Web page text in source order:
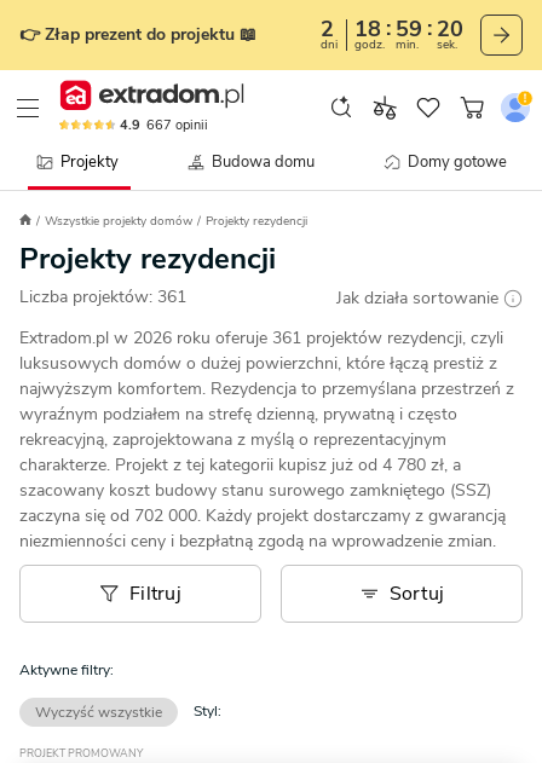
👉 Złap prezent do projektu 📖 2
dni
18
godz.
59
min.
17
sek.
4.9 667 opinii
Projekty Budowa domu Domy gotowe
Wszystkie projekty domów Projekty rezydencji
Projekty rezydencji
Liczba projektów: 361
Jak działa sortowanie
Extradom.pl w 2026 roku oferuje 361 projektów rezydencji, czyli
luksusowych domów o dużej powierzchni, które łączą prestiż z
najwyższym komfortem. Rezydencja to przemyślana przestrzeń z
wyraźnym podziałem na strefę dzienną, prywatną i często
rekreacyjną, zaprojektowana z myślą o reprezentacyjnym
charakterze. Projekt z tej kategorii kupisz już od 4 780 zł, a
szacowany koszt budowy stanu surowego zamkniętego (SSZ)
zaczyna się od 702 000. Każdy projekt dostarczamy z gwarancją
niezmienności ceny i bezpłatną zgodą na wprowadzenie zmian.
Filtruj Sortuj
Aktywne filtry:
Wyczyść wszystkie Styl:
PROJEKT PROMOWANY